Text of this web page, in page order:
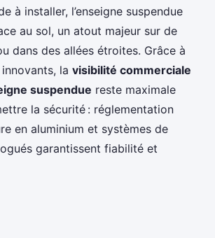
à installer, l’enseigne suspendue
au sol, un atout majeur sur de
dans des allées étroites. Grâce à
la visibilité commerciale
suspendue reste maximale
la sécurité : réglementation
en aluminium et systèmes de
garantissent fiabilité et